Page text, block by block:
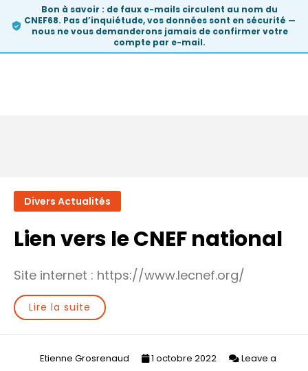
Divers Actualités
Lien vers le CNEF national
Site internet : https://www.lecnef.org/
Lire la suite
Etienne Grosrenaud 1 octobre 2022
Leave a
Bon à savoir : de faux e-mails circulent au nom du
CNEF68. Pas d’inquiétude, vos données sont en sécurité —
nous ne vous demanderons jamaisde confirmer votre
compte par e-mail.